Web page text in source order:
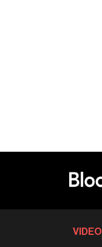
VIDEO